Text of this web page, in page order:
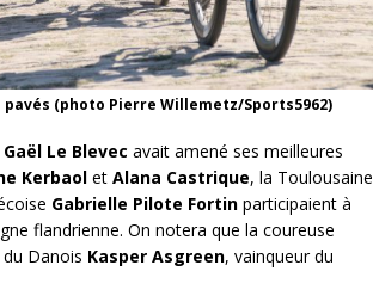
(photo Pierre Willemetz/Sports5962)
Gaël Le Blevec avait amené ses meilleures
Kerbaol et Alana Castrique, la Toulousaine
Gabrielle Pilote Fortin participaient à
flandrienne. On notera que la coureuse
Danois Kasper Asgreen, vainqueur du